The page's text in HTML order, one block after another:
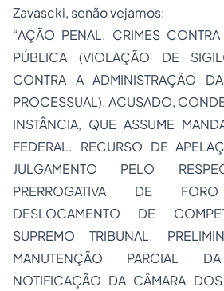
Zavascki, senão vejamos:
“AÇÃO PENAL. CRIMES
PÚBLICA (VIOLAÇÃO DE
CONTRA A ADMINISTRAÇÃO
PROCESSUAL). ACUSADO,
INSTÂNCIA, QUE ASSUME
FEDERAL. RECURSO DE
JULGAMENTO PELO
PRERROGATIVA DE
DESLOCAMENTO DE
SUPREMO TRIBUNAL.
MANUTENÇÃO PARCIAL
NOTIFICAÇÃO DA CÂMARA